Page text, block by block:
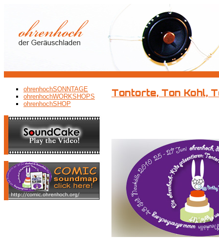
ohrenhochSONNTAGE
ohrenhochWORKSHOPS
ohrenhochSHOP
Tontorte, Ton Kohl,